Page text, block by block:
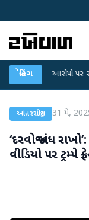
બ્રેકિંગ
પર રાહુલ ગાંધીએ
આંતરરાષ્ટ્રીય 31 મે,
‘દરવાજો બંધ
વીડિયો પર ટ્રમ્પે